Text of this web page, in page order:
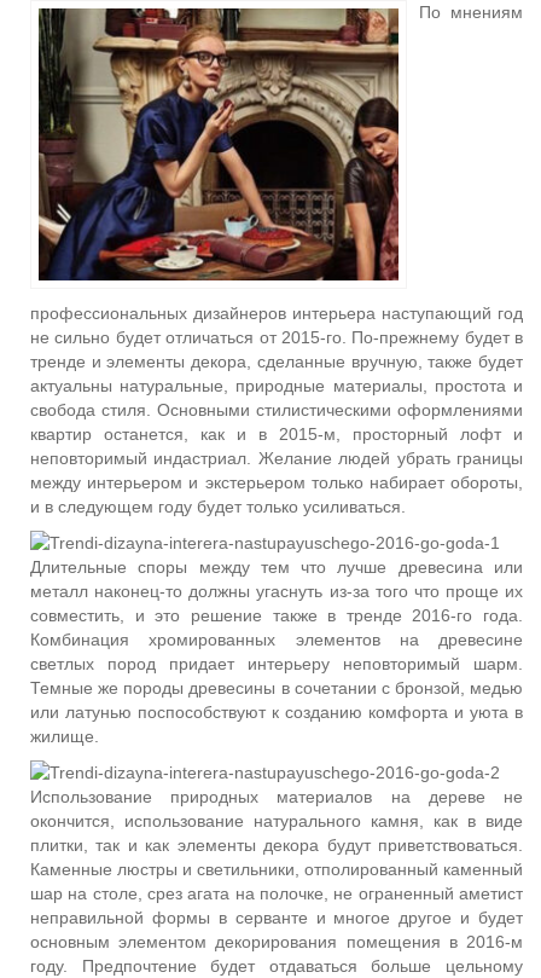
По мнениям
профессиональных дизайнеров интерьера наступающий год
не сильно будет отличаться от 2015-го. По-прежнему будет в
тренде и элементы декора, сделанные вручную, также будет
актуальны натуральные, природные материалы, простота и
свобода стиля. Основными стилистическими оформлениями
квартир останется, как и в 2015-м, просторный лофт и
неповторимый индастриал. Желание людей убрать границы
между интерьером и экстерьером только набирает обороты,
и в следующем году будет только усиливаться.
Длительные споры между тем что лучше древесина или
металл наконец-то должны угаснуть из-за того что проще их
совместить, и это решение также в тренде 2016-го года.
Комбинация хромированных элементов на древесине
светлых пород придает интерьеру неповторимый шарм.
Темные же породы древесины в сочетании с бронзой, медью
или латунью поспособствуют к созданию комфорта и уюта в
жилище.
Использование природных материалов на дереве не
окончится, использование натурального камня, как в виде
плитки, так и как элементы декора будут приветствоваться.
Каменные люстры и светильники, отполированный каменный
шар на столе, срез агата на полочке, не ограненный аметист
неправильной формы в серванте и многое другое и будет
основным элементом декорирования помещения в 2016-м
году. Предпочтение будет отдаваться больше цельному